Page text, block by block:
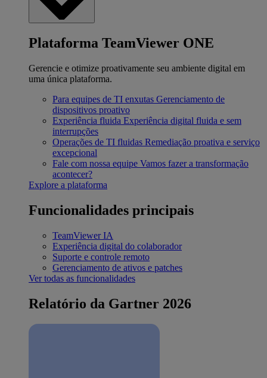
Plataforma TeamViewer ONE
Gerencie e otimize proativamente seu ambiente digital em
uma única plataforma.
Para equipes de TI enxutas Gerenciamento de
dispositivos proativo
Experiência fluida Experiência digital fluida e sem
interrupções
Operações de TI fluidas Remediação proativa e serviço
excepcional
Fale com nossa equipe Vamos fazer a transformação
acontecer?
Explore a plataforma
Funcionalidades principais
TeamViewer IA
Experiência digital do colaborador
Suporte e controle remoto
Gerenciamento de ativos e patches
Ver todas as funcionalidades
Relatório da Gartner 2026